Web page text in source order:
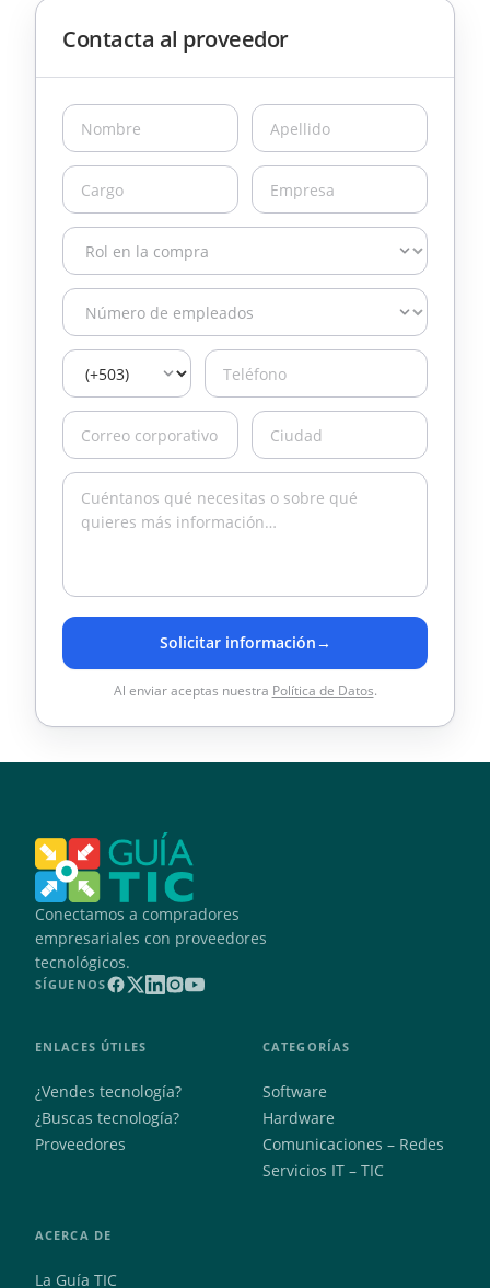
Contacta al proveedor
Solicitar información→
Al enviar aceptas nuestra Política de Datos.
Conectamos a compradores
empresariales con proveedores
tecnológicos.
SÍGUENOS
ENLACES ÚTILES
¿Vendes tecnología?
¿Buscas tecnología?
Proveedores
CATEGORÍAS
Software
Hardware
Comunicaciones – Redes
Servicios IT – TIC
ACERCA DE
La Guía TIC